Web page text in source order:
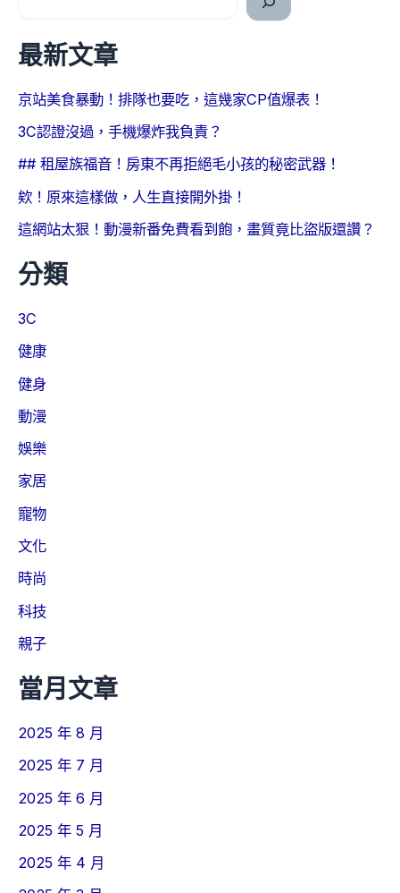
最新文章
京站美食暴動！排隊也要吃，這幾家CP值爆表！
3C認證沒過，手機爆炸我負責？
## 租屋族福音！房東不再拒絕毛小孩的秘密武器！
欸！原來這樣做，人生直接開外掛！
這網站太狠！動漫新番免費看到飽，畫質竟比盜版還讚？
分類
3C
健康
健身
動漫
娛樂
家居
寵物
文化
時尚
科技
親子
當月文章
2025 年 8 月
2025 年 7 月
2025 年 6 月
2025 年 5 月
2025 年 4 月